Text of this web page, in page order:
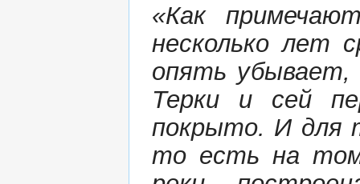
«Как
несколько лет
опять
Терки и сей
покрыто. И для
то есть на